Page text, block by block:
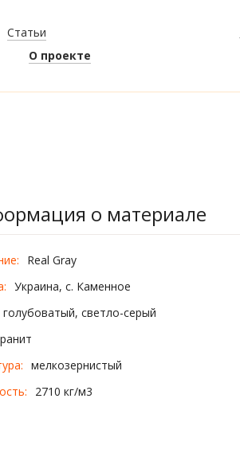
Статьи
О проекте
о материале
Real Gray
Украина, с. Каменное
голубоватый, светло-серый
мелкозернистый
2710 кг/м3